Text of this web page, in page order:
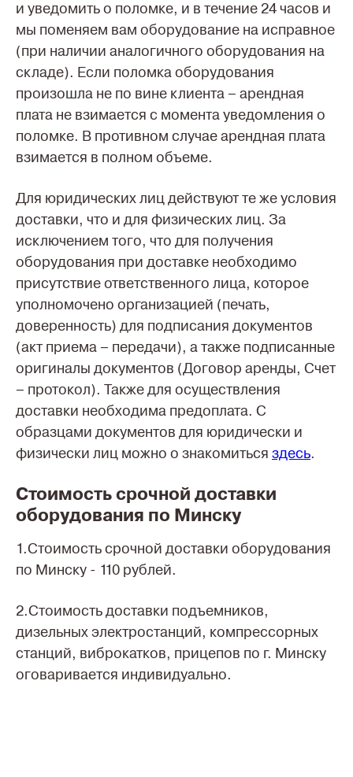
и уведомить о поломке, и в течение 24 часов и
мы поменяем вам оборудование на исправное
(при наличии аналогичного оборудования на
складе). Если поломка оборудования
произошла не по вине клиента – арендная
плата не взимается с момента уведомления о
поломке. В противном случае арендная плата
взимается в полном объеме.
Для юридических лиц действуют те же условия
доставки, что и для физических лиц. За
исключением того, что для получения
оборудования при доставке необходимо
присутствие ответственного лица, которое
уполномочено организацией (печать,
доверенность) для подписания документов
(акт приема – передачи), а также подписанные
оригиналы документов (Договор аренды, Счет
– протокол). Также для осуществления
доставки необходима предоплата. С
образцами документов для юридически и
физически лиц можно о знакомиться здесь.
Стоимость срочной доставки
оборудования по Минску
1.Стоимость срочной доставки оборудования
по Минску - 110 рублей.
2.Стоимость доставки подъемников,
дизельных электростанций, компрессорных
станций, виброкатков, прицепов по г. Минску
оговаривается индивидуально.